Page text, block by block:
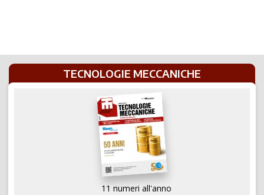
TECNOLOGIE MECCANICHE
11 numeri all'anno